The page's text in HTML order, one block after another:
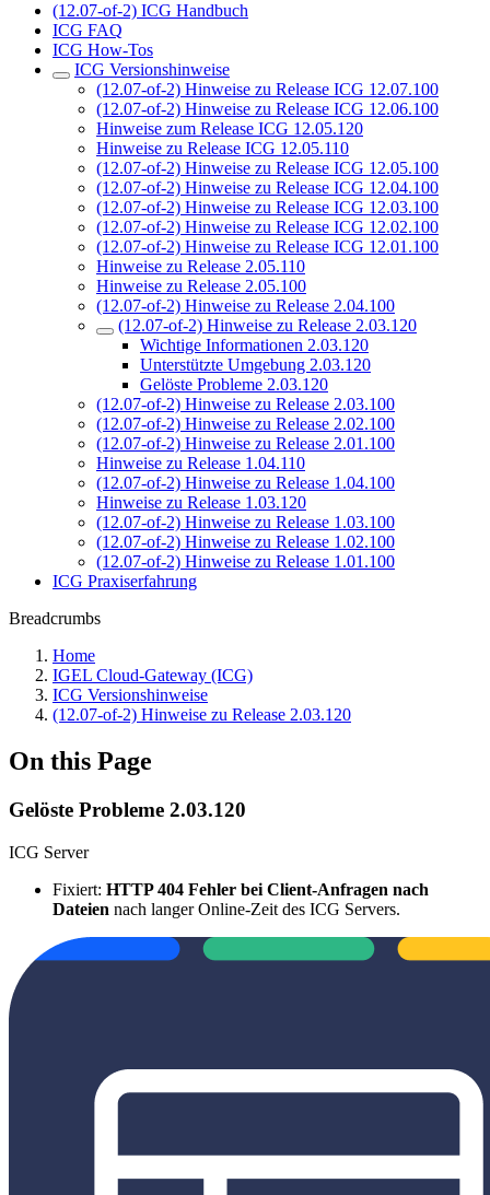
(12.07-of-2) ICG Handbuch
ICG FAQ
ICG How-Tos
ICG Versionshinweise
(12.07-of-2) Hinweise zu Release ICG 12.07.100
(12.07-of-2) Hinweise zu Release ICG 12.06.100
Hinweise zum Release ICG 12.05.120
Hinweise zu Release ICG 12.05.110
(12.07-of-2) Hinweise zu Release ICG 12.05.100
(12.07-of-2) Hinweise zu Release ICG 12.04.100
(12.07-of-2) Hinweise zu Release ICG 12.03.100
(12.07-of-2) Hinweise zu Release ICG 12.02.100
(12.07-of-2) Hinweise zu Release ICG 12.01.100
Hinweise zu Release 2.05.110
Hinweise zu Release 2.05.100
(12.07-of-2) Hinweise zu Release 2.04.100
(12.07-of-2) Hinweise zu Release 2.03.120
Wichtige Informationen 2.03.120
Unterstützte Umgebung 2.03.120
Gelöste Probleme 2.03.120
(12.07-of-2) Hinweise zu Release 2.03.100
(12.07-of-2) Hinweise zu Release 2.02.100
(12.07-of-2) Hinweise zu Release 2.01.100
Hinweise zu Release 1.04.110
(12.07-of-2) Hinweise zu Release 1.04.100
Hinweise zu Release 1.03.120
(12.07-of-2) Hinweise zu Release 1.03.100
(12.07-of-2) Hinweise zu Release 1.02.100
(12.07-of-2) Hinweise zu Release 1.01.100
ICG Praxiserfahrung
Breadcrumbs
Home
IGEL Cloud-Gateway (ICG)
ICG Versionshinweise
(12.07-of-2) Hinweise zu Release 2.03.120
On this Page
Gelöste Probleme 2.03.120
ICG Server
Fixiert: HTTP 404 Fehler bei Client-Anfragen nach
Dateien nach langer Online-Zeit des ICG Servers.